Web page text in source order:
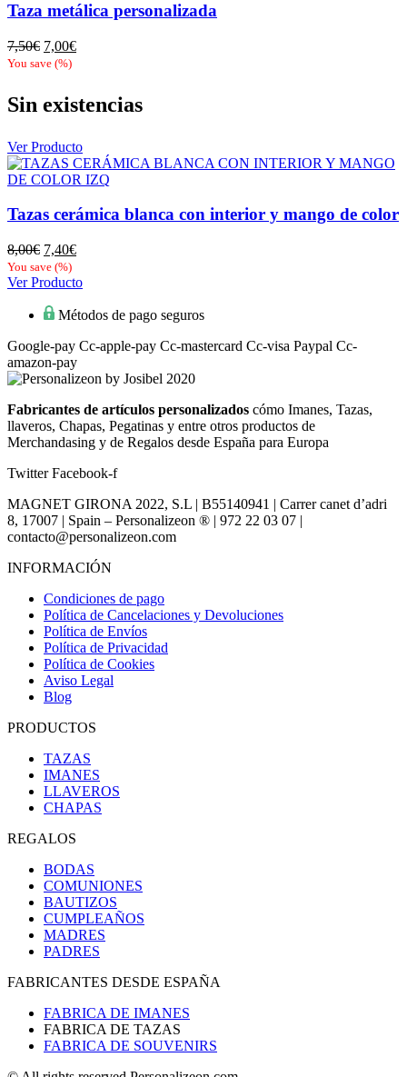
Taza metálica personalizada
7,50€ El
precio
7,50€.
7,00€El
7,00€.
You save (%)
Sin existencias
Ver Producto
Tazas cerámica blanca con interior y mango de color
8,00€ El
precio
original
8,00€.
7,40€El
actual
7,40€.
You save (%)
Ver Producto
Métodos de pago seguros
Google-pay Cc-apple-pay Cc-mastercard Cc-visa Paypal Cc-
amazon-pay
Fabricantes de artículos personalizados cómo Imanes, Tazas,
llaveros, Chapas, Pegatinas y entre otros productos de
Merchandasing y de Regalos desde España para Europa
Twitter Facebook-f
MAGNET GIRONA 2022, S.L | B55140941 | Carrer canet d’adri
8, 17007 | Spain – Personalizeon ® | 972 22 03 07 |
contacto@personalizeon.com
INFORMACIÓN
Condiciones de pago
Política de Cancelaciones y Devoluciones
Política de Envíos
Política de Privacidad
Política de Cookies
Aviso Legal
Blog
PRODUCTOS
TAZAS
IMANES
LLAVEROS
CHAPAS
REGALOS
BODAS
COMUNIONES
BAUTIZOS
CUMPLEAÑOS
MADRES
PADRES
FABRICANTES DESDE ESPAÑA
FABRICA DE IMANES
FABRICA DE TAZAS
FABRICA DE SOUVENIRS